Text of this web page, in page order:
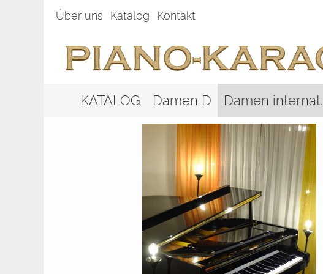
Über uns Katalog Kontakt
KATALOG Damen D Damen internat.